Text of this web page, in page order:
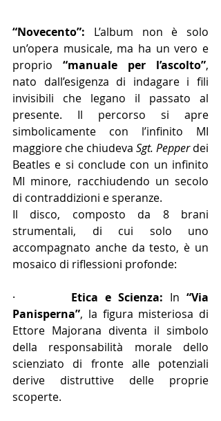
“Novecento”: L’album non è solo
un’opera musicale, ma ha un vero e
proprio “manuale per l’ascolto”,
nato dall’esigenza di indagare i fili
invisibili che legano il passato al
presente. Il percorso si apre
simbolicamente con l’infinito MI
maggiore che chiudeva Sgt. Pepper dei
Beatles e si conclude con un infinito
MI minore, racchiudendo un secolo
di contraddizioni e speranze.
Il disco, composto da 8 brani
strumentali, di cui solo uno
accompagnato anche da testo, è un
mosaico di riflessioni profonde:
· Etica e Scienza: In “Via
Panisperna”, la figura misteriosa di
Ettore Majorana diventa il simbolo
della responsabilità morale dello
scienziato di fronte alle potenziali
derive distruttive delle proprie
scoperte.